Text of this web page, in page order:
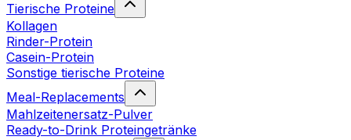
Tierische Proteine
Kollagen
Rinder-Protein
Casein-Protein
Sonstige tierische Proteine
Meal-Replacements
Mahlzeitenersatz-Pulver
Ready-to-Drink Proteingetränke